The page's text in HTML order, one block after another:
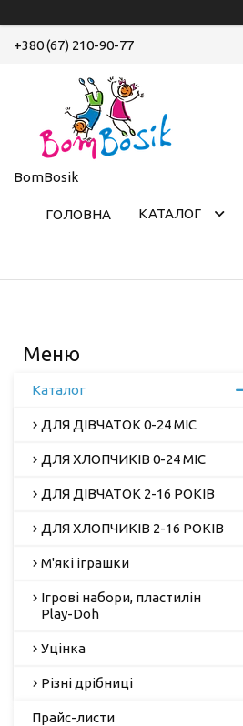
+380 (67) 210-90-77
BomBosik
ГОЛОВНА КАТАЛОГ
Каталог
ДЛЯ ДІВЧАТОК 0-24 МІС
ДЛЯ ХЛОПЧИКІВ 0-24 МІС
ДЛЯ ДІВЧАТОК 2-16 РОКІВ
ДЛЯ ХЛОПЧИКІВ 2-16 РОКІВ
М'які іграшки
Ігрові набори, пластилін
Play-Doh
Уцінка
Різні дрібниці
Прайс-листи